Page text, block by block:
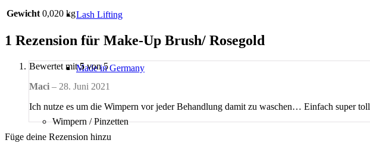
Lash Lifting
Made in Germany
Wimpern / Pinzetten
Gewicht 0,020 kg
1 Rezension für Make-Up Brush/ Rosegold
Bewertet mit5von 5
Maci – 28. Juni 2021
Ich nutze es um die Wimpern vor jeder Behandlung damit zu waschen… Einfach super toll
Füge deine Rezension hinzu